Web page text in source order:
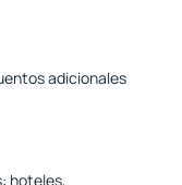
adicionales
hoteles,